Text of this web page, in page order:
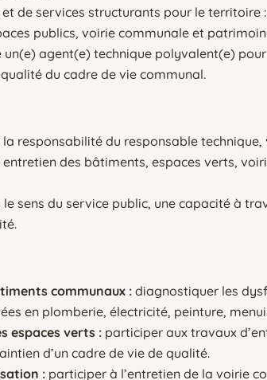
de services structurants pour le
publics, voirie communale et
un(e) agent(e) technique polyvalent(e)
du cadre de vie communal.
la responsabilité du responsable
des bâtiments, espaces verts,
sens du service public, une capacité à
communaux :diagnostiquer les
en plomberie, électricité, peinture,
espaces verts : participer aux travaux
d’un cadre de vie de qualité.
: participer à l’entretien de la voirie